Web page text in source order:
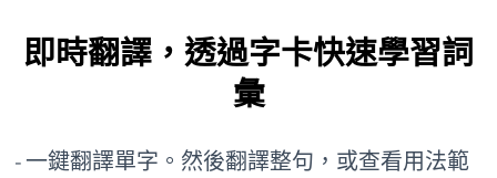
即時翻譯，透過字卡快速學習詞
彙
一鍵翻譯單字。然後翻譯整句，或查看用法範